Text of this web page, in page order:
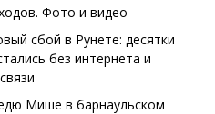
Фото и видео
сбой в Рунете: десятки
без интернета и
Мише в барнаульском